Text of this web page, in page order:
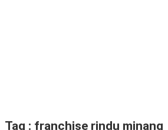
Tag : franchise rindu minang